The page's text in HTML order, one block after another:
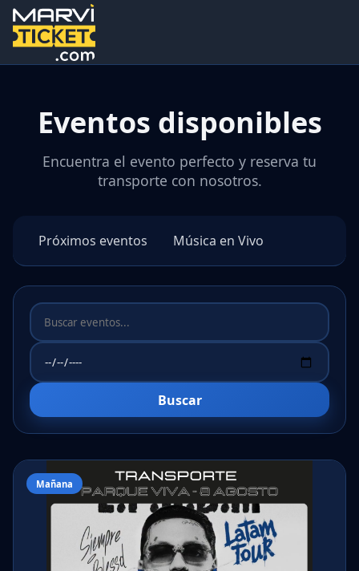
Eventos disponibles
Encuentra el evento perfecto y reserva tu
transporte con nosotros.
Próximos eventos Música en Vivo
Buscar
Mañana